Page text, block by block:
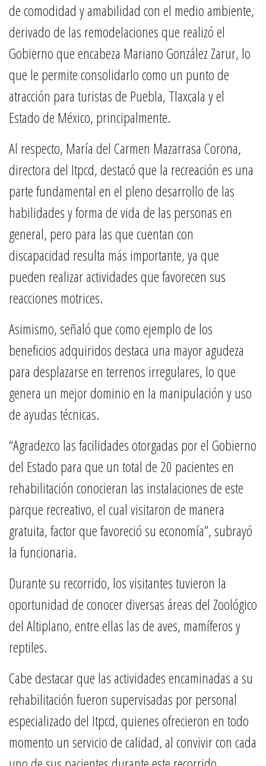
de comodidad y amabilidad con el medio ambiente,
derivado de las remodelaciones que realizó el
Gobierno que encabeza Mariano González Zarur, lo
que le permite consolidarlo como un punto de
atracción para turistas de Puebla, Tlaxcala y el
Estado de México, principalmente.
Al respecto, María del Carmen Mazarrasa Corona,
directora del Itpcd, destacó que la recreación es una
parte fundamental en el pleno desarrollo de las
habilidades y forma de vida de las personas en
general, pero para las que cuentan con
discapacidad resulta más importante, ya que
pueden realizar actividades que favorecen sus
reacciones motrices.
Asimismo, señaló que como ejemplo de los
beneficios adquiridos destaca una mayor agudeza
para desplazarse en terrenos irregulares, lo que
genera un mejor dominio en la manipulación y uso
de ayudas técnicas.
“Agradezco las facilidades otorgadas por el Gobierno
del Estado para que un total de 20 pacientes en
rehabilitación conocieran las instalaciones de este
parque recreativo, el cual visitaron de manera
gratuita, factor que favoreció su economía”, subrayó
la funcionaria.
Durante su recorrido, los visitantes tuvieron la
oportunidad de conocer diversas áreas del Zoológico
del Altiplano, entre ellas las de aves, mamíferos y
reptiles.
Cabe destacar que las actividades encaminadas a su
rehabilitación fueron supervisadas por personal
especializado del Itpcd, quienes ofrecieron en todo
momento un servicio de calidad, al convivir con cada